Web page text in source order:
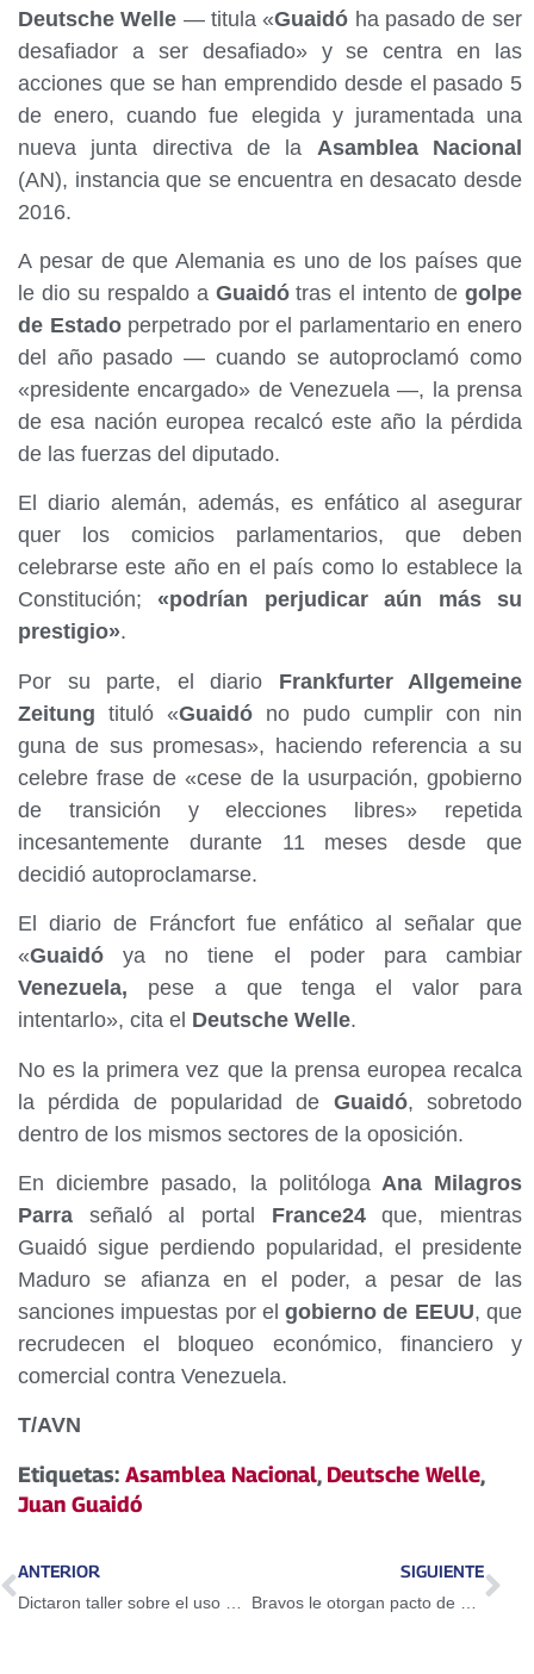
Deutsche Welle — titula «Guaidó ha pasado de ser
desafiador a ser desafiado» y se centra en las
acciones que se han emprendido desde el pasado 5
de enero, cuando fue elegida y juramentada una
nueva junta directiva de la Asamblea Nacional
(AN), instancia que se encuentra en desacato desde
2016.
A pesar de que Alemania es uno de los países que
le dio su respaldo a Guaidótras el intento de golpe
de Estadoperpetrado por el parlamentario en enero
del año pasado — cuando se autoproclamó como
«presidente encargado» de Venezuela —, la prensa
de esa nación europea recalcó este año la pérdida
de las fuerzas del diputado.
El diario alemán, además, es enfático al asegurar
quer los comicios parlamentarios, que deben
celebrarse este año en el país como lo establece la
Constitución; «podrían perjudicar aún más su
prestigio».
Por su parte, el diario Frankfurter Allgemeine
Zeitung tituló «Guaidó no pudo cumplir con nin
guna de sus promesas», haciendo referencia a su
celebre frase de «cese de la usurpación, gpobierno
de transición y elecciones libres» repetida
incesantemente durante 11 meses desde que
decidió autoproclamarse.
El diario de Fráncfort fue enfático al señalar que
«Guaidó ya no tiene el poder para cambiar
Venezuela, pese a que tenga el valor para
intentarlo», cita el Deutsche Welle.
No es la primera vez que la prensa europea recalca
la pérdida de popularidad de Guaidó, sobretodo
dentro de los mismos sectores de la oposición.
En diciembre pasado, la politólogaAna Milagros
Parra señaló al portal France24que, mientras
Guaidó sigue perdiendo popularidad, el presidente
Maduro se afianza en el poder, a pesar de las
sanciones impuestas por elgobierno de EEUU, que
recrudecen el bloqueo económico, financiero y
comercial contra Venezuela.
T/AVN
Etiquetas: Asamblea Nacional, Deutsche Welle,
Juan Guaidó
ANTERIOR SIGUIENTE